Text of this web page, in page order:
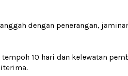
dengan penerangan,
10 hari dan kelewatan